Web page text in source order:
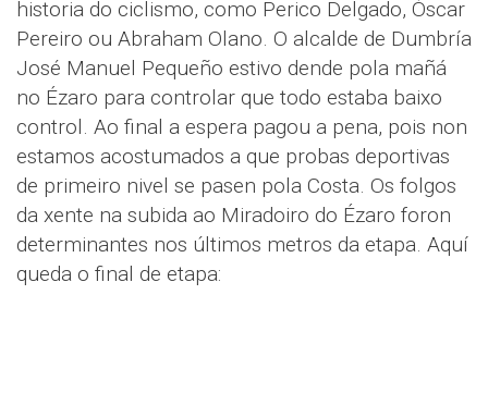
historia do ciclismo, como Perico Delgado, Óscar
Pereiro ou Abraham Olano. O alcalde de Dumbría
José Manuel Pequeño estivo dende pola mañá
no Ézaro para controlar que todo estaba baixo
control. Ao final a espera pagou a pena, pois non
estamos acostumados a que probas deportivas
de primeiro nivel se pasen pola Costa. Os folgos
da xente na subida ao Miradoiro do Ézaro foron
determinantes nos últimos metros da etapa. Aquí
queda o final de etapa: